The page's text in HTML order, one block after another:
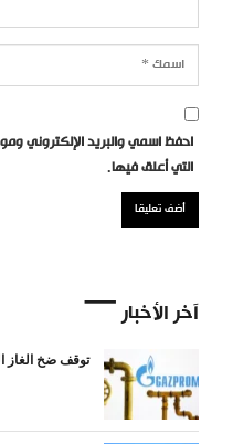
احفظ اسمي والبريد الإلكتروني
التي أعلق فيها.
آخر الأخبار
توقف ضخ الغاز